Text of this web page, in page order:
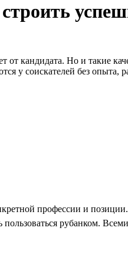
кандидата. Но и такие
у соискателей без
профессии и
рубанком.